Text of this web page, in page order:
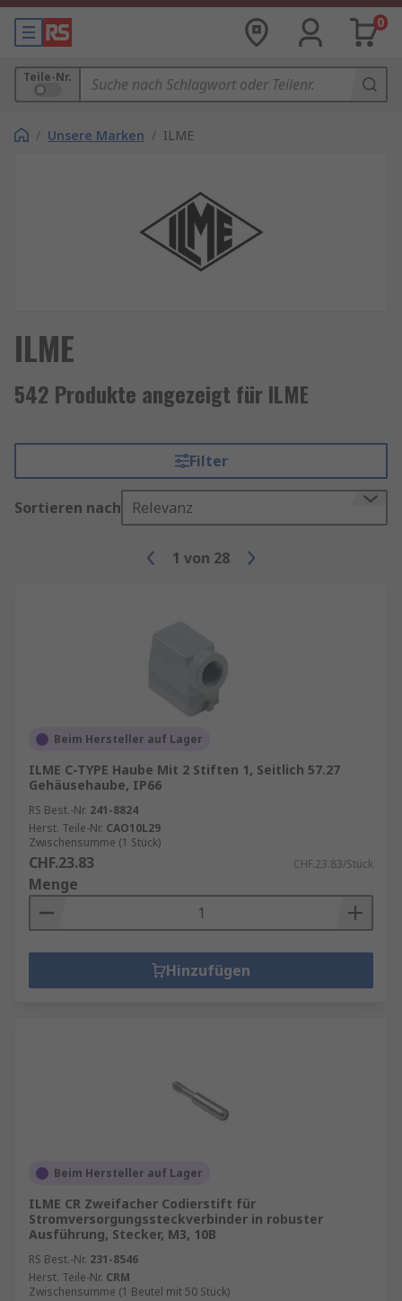
0
Teile-Nr.
/ Unsere Marken / ILME
ILME
542 Produkte angezeigt für ILME
Filter
Sortieren nach Relevanz
1 von 28
Beim Hersteller auf Lager
ILME C-TYPE Haube Mit 2 Stiften 1, Seitlich 57.27
Gehäusehaube, IP66
RS Best.-Nr. 241-8824
Herst. Teile-Nr. CAO10L29
Zwischensumme (1 Stück)
CHF.23.83 CHF.23.83/Stück
Menge
Hinzufügen
Beim Hersteller auf Lager
ILME CR Zweifacher Codierstift für
Stromversorgungssteckverbinder in robuster
Ausführung, Stecker, M3, 10B
RS Best.-Nr. 231-8546
Herst. Teile-Nr. CRM
Zwischensumme (1 Beutel mit 50 Stück)